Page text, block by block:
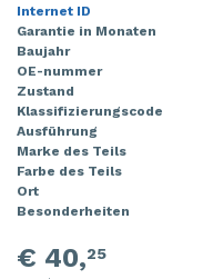
Internet ID
Garantie in Monaten
Baujahr
OE-nummer
Zustand
Klassifizierungscode
Ausführung
Marke des Teils
Farbe des Teils
Ort
Besonderheiten
€ 40,25